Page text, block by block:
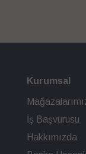
Kurumsal
İş Başvurusu
Hakkımızda